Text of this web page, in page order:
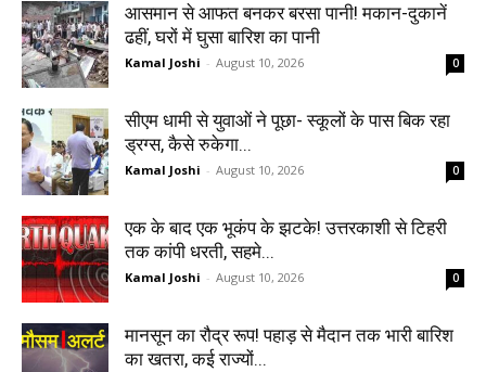
आसमान से आफत बनकर बरसा पानी! मकान-दुकानें
ढहीं, घरों में घुसा बारिश का पानी
Kamal Joshi - August 10, 2026 0
सीएम धामी से युवाओं ने पूछा- स्कूलों के पास बिक रहा
ड्रग्स, कैसे रुकेगा...
Kamal Joshi - August 10, 2026 0
एक के बाद एक भूकंप के झटके! उत्तरकाशी से टिहरी
तक कांपी धरती, सहमे...
Kamal Joshi - August 10, 2026 0
मानसून का रौद्र रूप! पहाड़ से मैदान तक भारी बारिश
का खतरा, कई राज्यों...